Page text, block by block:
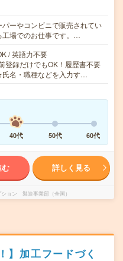
ーやコンビニで販売されてい
工場でのお仕事です。…
/ 英語力不要
登録だけでもOK！履歴書不要
名・職種などを入力す…
40代 50代 60代
む 詳しく見る
ョン 製造事業部（全国）
】加工フードづく